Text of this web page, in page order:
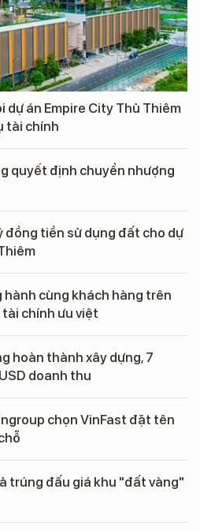
dự án Empire City Thủ Thiêm
tài chính
quyết định chuyển nhượng
đồng tiền sử dụng đất cho dự
cùng khách hàng trên
chính ưu việt
hoàn thành xây dựng, 7
doanh thu
chọn VinFast đặt tên
trúng đấu giá khu "đất vàng"